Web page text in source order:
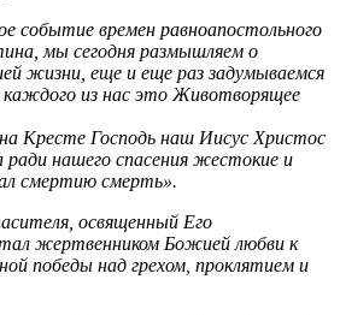
событие времен равноапостольного
мы сегодня размышляем о
жизни, еще и еще раз задумываемся
из нас это Животворящее
Кресте Господь наш Иисус Христос
ради нашего спасения жестокие и
смертию смерть».
освященный Его
жертвенником Божией любви к
победы над грехом, проклятием и